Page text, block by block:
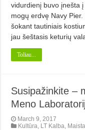
vidurdienį buvo įnešta
mogų erdvę Navy
šokant tautiniais
jau šeštasis ke­turių
Toliau...
Susipažinkite –
Meno
March 9, 2017
Kultūra LT Kalba